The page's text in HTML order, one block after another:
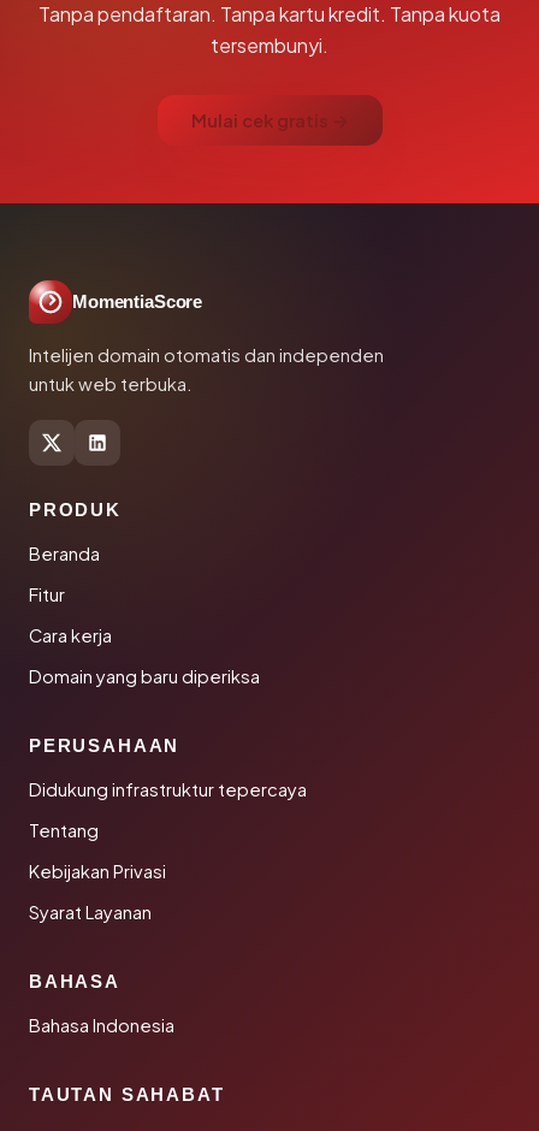
Tanpa pendaftaran. Tanpa kartu kredit. Tanpa kuota
tersembunyi.
Mulai cek gratis →
MomentiaScore
Intelijen domain otomatis dan independen
untuk web terbuka.
PRODUK
Beranda
Fitur
Cara kerja
Domain yang baru diperiksa
PERUSAHAAN
Didukung infrastruktur tepercaya
Tentang
Kebijakan Privasi
Syarat Layanan
BAHASA
Bahasa Indonesia
TAUTAN SAHABAT